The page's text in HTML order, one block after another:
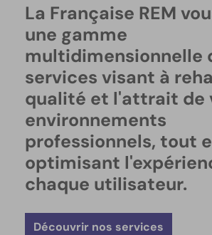
La Française REM
une gamme
multidimensionnelle
services visant à
qualité et l'attrait de
environnements
professionnels, tout
optimisant
chaque utilisateur.
Découvrir nos services